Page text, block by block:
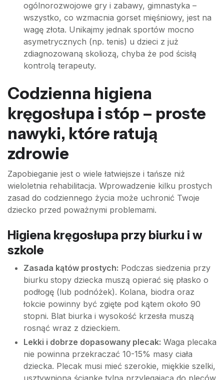
ogólnorozwojowe gry i zabawy, gimnastyka –
wszystko, co wzmacnia gorset mięśniowy, jest na
wagę złota. Unikajmy jednak sportów mocno
asymetrycznych (np. tenis) u dzieci z już
zdiagnozowaną skoliozą, chyba że pod ścisłą
kontrolą terapeuty.
Codzienna higiena
kręgosłupa i stóp – proste
nawyki, które ratują
zdrowie
Zapobieganie jest o wiele łatwiejsze i tańsze niż
wieloletnia rehabilitacja. Wprowadzenie kilku prostych
zasad do codziennego życia może uchronić Twoje
dziecko przed poważnymi problemami.
Higiena kręgosłupa przy biurku i w
szkole
Zasada kątów prostych: Podczas siedzenia przy
biurku stopy dziecka muszą opierać się płasko o
podłogę (lub podnóżek). Kolana, biodra oraz
łokcie powinny być zgięte pod kątem około 90
stopni. Blat biurka i wysokość krzesła muszą
rosnąć wraz z dzieckiem.
Lekki i dobrze dopasowany plecak: Waga plecaka
nie powinna przekraczać 10-15% masy ciała
dziecka. Plecak musi mieć szerokie, miękkie szelki,